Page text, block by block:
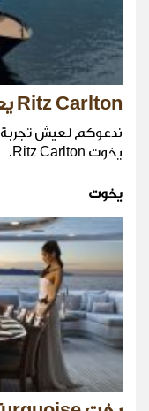
Ritz Carlton يعيد ترجمة الإبحار
ندعوكم لعيش تجربة
يخوت Ritz Carlton.
يخوت